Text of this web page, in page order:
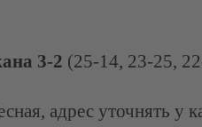
3-2 (25-14, 23-25,
адрес уточнять у